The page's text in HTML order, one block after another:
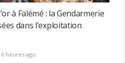
à Falémé : la Gendarmerie
dans l’exploitation
heures ago